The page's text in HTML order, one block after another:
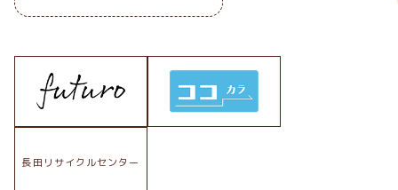
長田リサイクルセンター